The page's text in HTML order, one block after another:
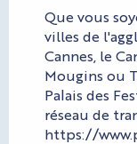
Que vous
villes de
Cannes, le
Mougins ou
Palais des
réseau de
https://